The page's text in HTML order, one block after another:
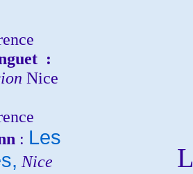
:
Nice
: Les
Nice
Le